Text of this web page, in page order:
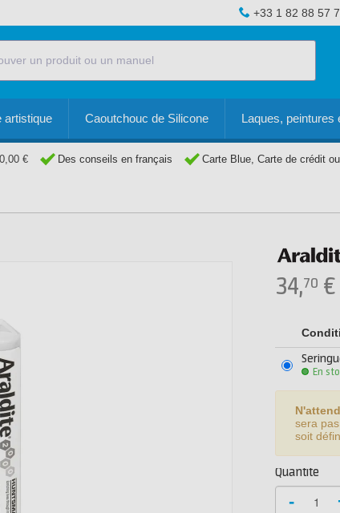
+33 1 82 88 57
artistique Caoutchouc de Silicone Laques, peintures
€ Des conseils en français Carte Blue, Carte de crédit
34,70 €
En
sera
soit
Quantité
-